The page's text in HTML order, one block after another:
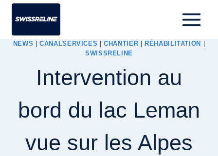
NEWS |CANALSERVICES |CHANTIER RÉHABILITATION
SWISSRELINE
Intervention au
bord du lac Leman
vue sur les Alpes